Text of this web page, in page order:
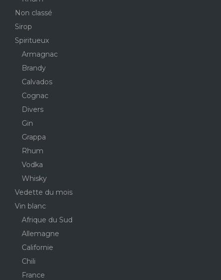
Non classé
Sirop
Spiritueux
Armagnac
Brandy
Calvados
Cognac
Divers
Gin
Grappa
Rhum
Vodka
Whisky
Vedette du mois
Vin blanc
Afrique du Sud
Allemagne
Californie
Chili
France